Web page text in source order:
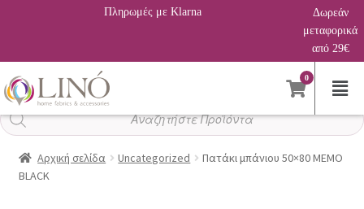
Πληρωμές με Klarna
Δωρεάν
μεταφορικά
από 29€
0
Αναζήτηση
προϊόντων
Αρχική σελίδα Uncategorized
Πατάκι μπάνιου 50×80 MEMO
BLACK